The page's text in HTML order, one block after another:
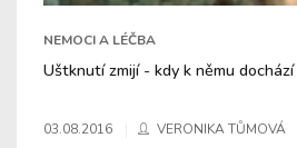
NEMOCI A LÉČBA
Uštknutí zmijí - kdy k němu
03.08.2016 VERONIKA TŮMOVÁ